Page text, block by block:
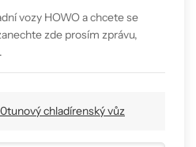
vozy HOWO a chcete se
zde prosím zprávu,
chladírenský vůz